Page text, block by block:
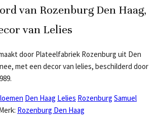
van Rozenburg Den Haag,
van Lelies
door Plateelfabriek Rozenburg uit Den
met een decor van lelies, beschilderd door
Den Haag Lelies Rozenburg Samuel
Rozenburg Den Haag